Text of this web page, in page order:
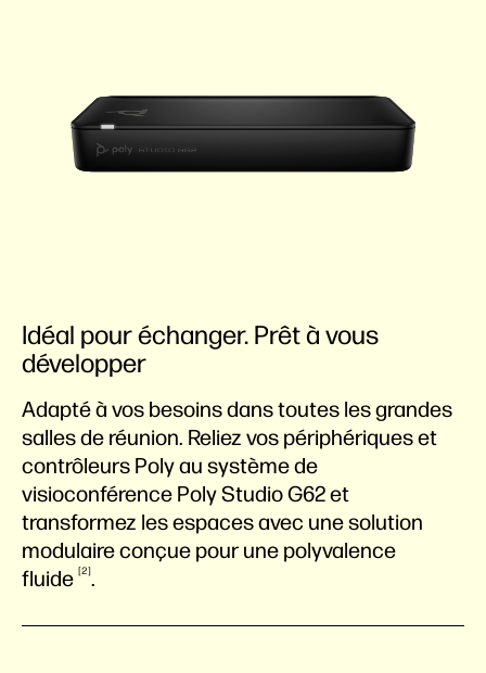
Idéal pour échanger. Prêt à vous
développer
Adapté à vos besoins dans toutes les grandes
salles de réunion. Reliez vos périphériques et
contrôleurs Poly au système de
visioconférence Poly Studio G62 et
transformez les espaces avec une solution
modulaire conçue pour une polyvalence
fluide
2 .